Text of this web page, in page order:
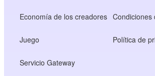
Economía de los creadores
Juego
Servicio Gateway
Condiciones
Política de